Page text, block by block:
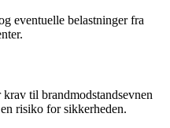
eventuelle belastninger fra
til brandmodstandsevnen
risiko for sikkerheden.